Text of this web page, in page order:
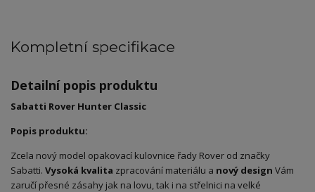
Kompletní specifikace
Detailní popis produktu
Sabatti Rover Hunter Classic
Popis produktu:
Zcela nový model opakovací kulovnice řady Rover od značky
Sabatti. Vysoká kvalita zpracování materiálu a nový design Vám
zaručí přesné zásahy jak na lovu, tak i na střelnici na velké